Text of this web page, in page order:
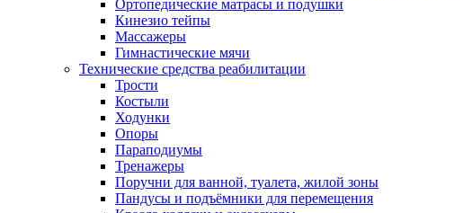
Ортопедические матрасы и подушки
Кинезио тейпы
Массажеры
Гимнастические мячи
Технические средства реабилитации
Трости
Костыли
Ходунки
Опоры
Параподиумы
Тренажеры
Поручни для ванной, туалета, жилой зоны
Пандусы и подъёмники для перемещения